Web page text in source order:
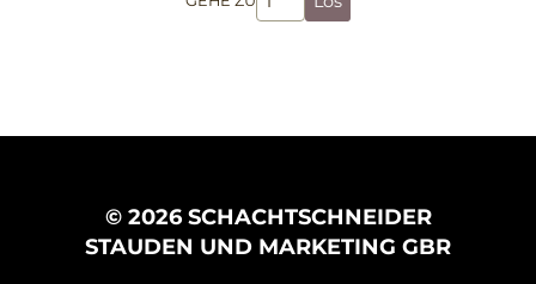
© 2026 SCHACHTSCHNEIDER
STAUDEN UND MARKETING GBR